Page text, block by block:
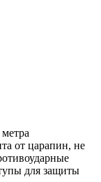
от царапин, не
для защиты